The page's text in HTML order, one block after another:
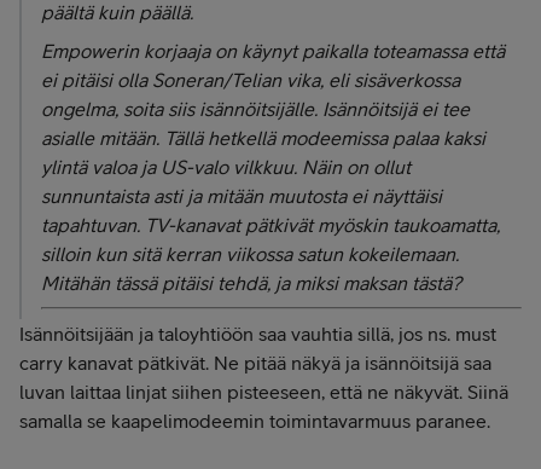
päältä kuin päällä.
Empowerin korjaaja on käynyt paikalla toteamassa että
ei pitäisi olla Soneran/Telian vika, eli sisäverkossa
ongelma, soita siis isännöitsijälle. Isännöitsijä ei tee
asialle mitään. Tällä hetkellä modeemissa palaa kaksi
ylintä valoa ja US-valo vilkkuu. Näin on ollut
sunnuntaista asti ja mitään muutosta ei näyttäisi
tapahtuvan. TV-kanavat pätkivät myöskin taukoamatta,
silloin kun sitä kerran viikossa satun kokeilemaan.
Mitähän tässä pitäisi tehdä, ja miksi maksan tästä?
Isännöitsijään ja taloyhtiöön saa vauhtia sillä, jos ns. must
carry kanavat pätkivät. Ne pitää näkyä ja isännöitsijä saa
luvan laittaa linjat siihen pisteeseen, että ne näkyvät. Siinä
samalla se kaapelimodeemin toimintavarmuus paranee.